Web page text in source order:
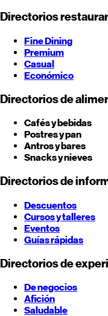
Directorios
Fine Dining
Premium
Casual
Económico
Directorios de
Cafés y bebidas
Postres y pan
Antros y bares
Snacks y nieves
Directorios de
Descuentos
Cursos y talleres
Eventos
Guías rápidas
Directorios de
De negocios
Afición
Saludable